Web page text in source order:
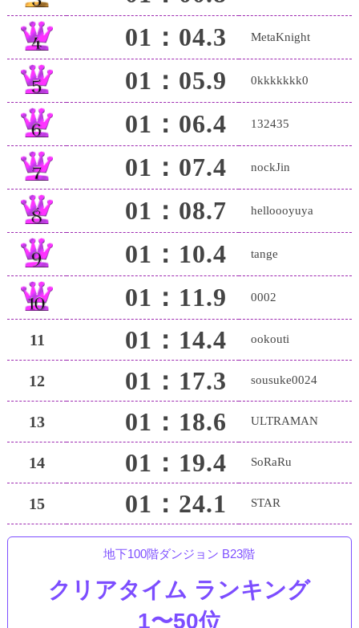
01：04.3 MetaKnight
01：05.9 0kkkkkkk0
01：06.4 132435
01：07.4 nockJin
01：08.7 helloooyuya
01：10.4 tange
01：11.9 0002
11 01：14.4 ookouti
12 01：17.3 sousuke0024
13 01：18.6 ULTRAMAN
14 01：19.4 SoRaRu
15 01：24.1 STAR
地下100階ダンジョン B23階
クリアタイム ランキング
1〜50位